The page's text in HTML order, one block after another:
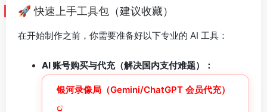
🚀 快速上手工具包（建议收藏）
在开始制作之前，你需要准备好以下专业的 AI 工具：
AI 账号购买与代充（解决国内支付难题）：
银河录像局（Gemini/ChatGPT 会员代充）